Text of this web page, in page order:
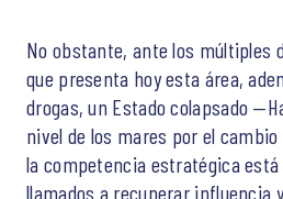
No obstante, ante los múltiples
que presenta hoy esta área,
drogas, un Estado colapsado
nivel de los mares por el
la competencia estratégica
llamados a recuperar influencia